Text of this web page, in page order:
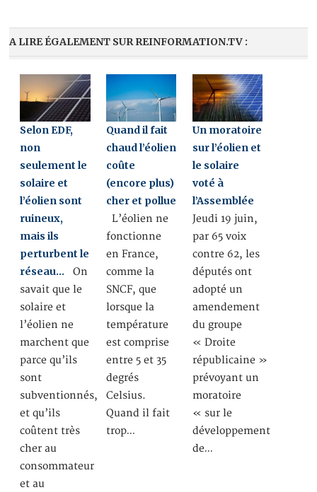
A LIRE ÉGALEMENT SUR REINFORMATION.TV :
Selon EDF,
non
seulement le
solaire et
l’éolien sont
ruineux,
mais ils
perturbent le
réseau… On
savait que le
solaire et
l’éolien ne
marchent que
parce qu’ils
sont
subventionnés,
et qu’ils
coûtent très
cher au
consommateur
et au
Quand il fait
chaud l’éolien
coûte
(encore plus)
cher et pollue
L’éolien ne
fonctionne
en France,
comme la
SNCF, que
lorsque la
température
est comprise
entre 5 et 35
degrés
Celsius.
Quand il fait
trop…
Un moratoire
sur l’éolien et
le solaire
voté à
l’Assemblée
Jeudi 19 juin,
par 65 voix
contre 62, les
députés ont
adopté un
amendement
du groupe
« Droite
républicaine »
prévoyant un
moratoire
« sur le
développement
de…